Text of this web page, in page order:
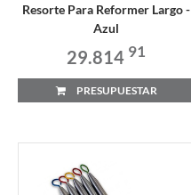
Resorte Para Reformer Largo -
Azul
29.814 91
PRESUPUESTAR